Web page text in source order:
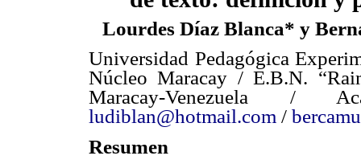
Lourdes Díaz Blanca* y
Universidad Pedagógica
Núcleo Maracay / E.B.N.
Maracay-Venezuela /
ludiblan@hotmail.com /
Resumen